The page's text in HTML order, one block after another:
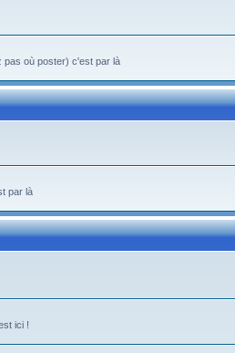
pas où poster) c'est par là
par là
ici !